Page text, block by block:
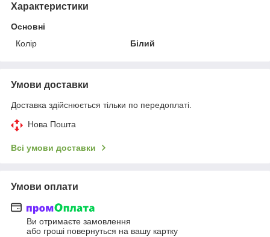
Характеристики
Основні
Колір
Білий
Умови доставки
Доставка здійснюється тільки по передоплаті.
Нова Пошта
Всі умови доставки
Умови оплати
Ви отримаєте замовлення
або гроші повернуться на вашу картку